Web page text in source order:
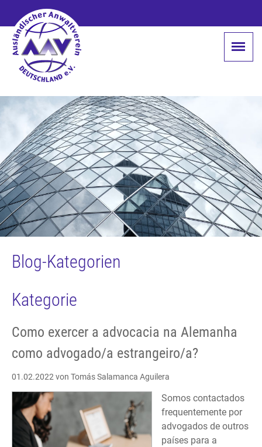
Blog-Kategorien
Kategorie
Como exercer a advocacia na Alemanha
como advogado/a estrangeiro/a?
01.02.2022 von Tomás Salamanca Aguilera
Somos contactados
frequentemente por
advogados de outros
países para a